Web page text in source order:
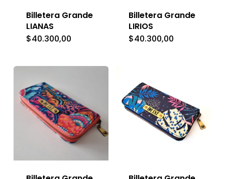
Billetera Grande
LIANAS
$40.300,00
Billetera Grande
LIRIOS
$40.300,00